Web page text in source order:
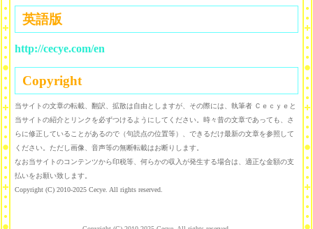
英語版
http://cecye.com/en
Copyright
当サイトの文章の転載、翻訳、拡散は自由としますが、その際には、執筆者 Ｃｅｃｙｅと
当サイトの紹介とリンクを必ずつけるようにしてください。時々昔の文章であっても、さ
らに修正していることがあるので（句読点の位置等）、できるだけ最新の文章を参照して
ください。ただし画像、音声等の無断転載はお断りします。
なお当サイトのコンテンツから印税等、何らかの収入が発生する場合は、適正な金額の支
払いをお願い致します。
Copyright (C) 2010-2025 Cecye. All rights reserved.